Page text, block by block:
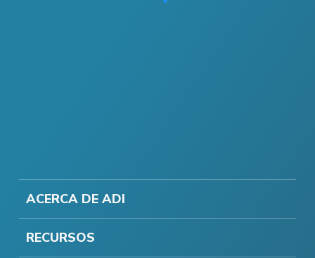
ACERCA DE ADI
RECURSOS